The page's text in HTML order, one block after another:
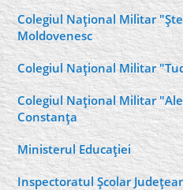
Colegiul Naţional Militar
Moldovenesc
Colegiul Naţional Militar
Colegiul Naţional Militar
Constanţa
Ministerul Educaţiei
Inspectoratul Şcolar